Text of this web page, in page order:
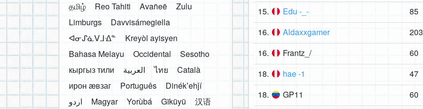
15. Edu -_- 85
16. Aldaxxgamer 203
16. Frantz_/ 60
18. hae -1 47
18. GP11 60
தமிழ்
Reo Tahiti Avañeẽ
Zulu
Limburgs
Davvisámegiella
ᐊᓂᔑᓈᐯᒧᐎᓐ
Kreyòl ayisyen
Bahasa Melayu
Occidental
Sesotho
кыргыз тили
العربية ไทย
Català
ирон æвзаг
Português
Dinékʼehǰí
اردو
Magyar Yorùbá Gĩkũyũ
汉语